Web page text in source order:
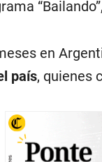
en
país, quienes